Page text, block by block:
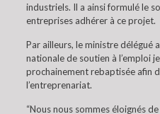
industriels. Il a ainsi formulé le
entreprises adhérer à ce projet.
Par ailleurs, le ministre délégué
nationale de soutien à l’emploi
prochainement rebaptisée afin
l’entreprenariat.
“Nous nous sommes éloignés